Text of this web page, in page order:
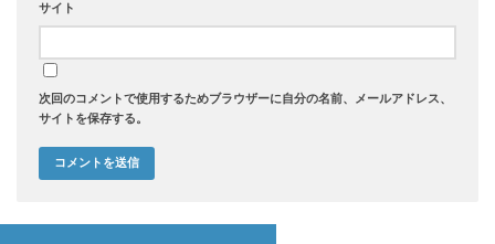
サイト
次回のコメントで使用するためブラウザーに自分の名前、メールアドレス、
サイトを保存する。